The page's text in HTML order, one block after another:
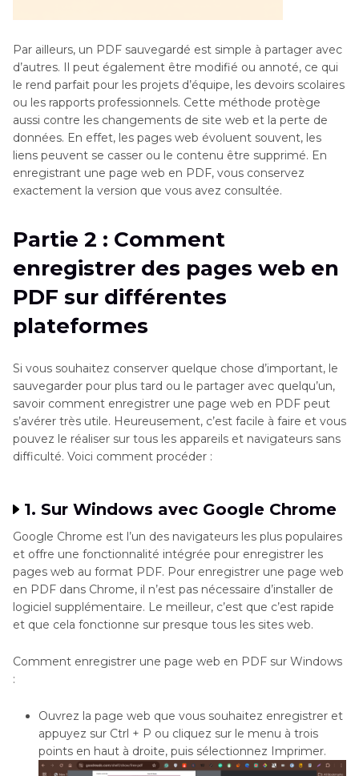
Par ailleurs, un PDF sauvegardé est simple à partager avec
d’autres. Il peut également être modifié ou annoté, ce qui
le rend parfait pour les projets d’équipe, les devoirs scolaires
ou les rapports professionnels. Cette méthode protège
aussi contre les changements de site web et la perte de
données. En effet, les pages web évoluent souvent, les
liens peuvent se casser ou le contenu être supprimé. En
enregistrant une page web en PDF, vous conservez
exactement la version que vous avez consultée.
Partie 2 : Comment
enregistrer des pages web en
PDF sur différentes
plateformes
Si vous souhaitez conserver quelque chose d’important, le
sauvegarder pour plus tard ou le partager avec quelqu’un,
savoir comment enregistrer une page web en PDF peut
s’avérer très utile. Heureusement, c’est facile à faire et vous
pouvez le réaliser sur tous les appareils et navigateurs sans
difficulté. Voici comment procéder :
1. Sur Windows avec Google Chrome
Google Chrome est l’un des navigateurs les plus populaires
et offre une fonctionnalité intégrée pour enregistrer les
pages web au format PDF. Pour enregistrer une page web
en PDF dans Chrome, il n’est pas nécessaire d’installer de
logiciel supplémentaire. Le meilleur, c’est que c’est rapide
et que cela fonctionne sur presque tous les sites web.
Comment enregistrer une page web en PDF sur Windows
:
Ouvrez la page web que vous souhaitez enregistrer et
appuyez sur Ctrl + P ou cliquez sur le menu à trois
points en haut à droite, puis sélectionnez Imprimer.